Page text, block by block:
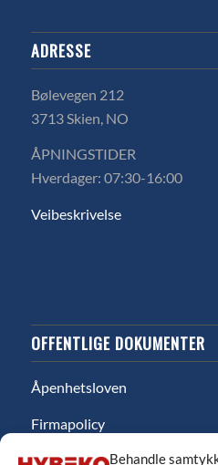
Behandle
ADRESSE
Bølevegen 212
3713 Skien, NO
ÅPNINGSTIDER
Hverdager: 07:30-16:00
Veibeskrivelse
OFFENTLIGE DOKUMENTER
Åpenhetsloven
Firmapolicy
Miljø